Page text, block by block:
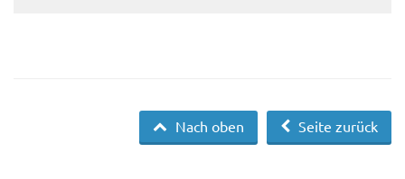
Seite zurück
Nach oben